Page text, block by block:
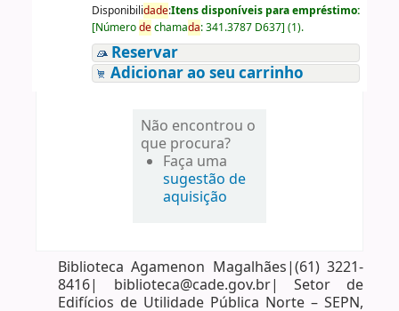
Disponibilidade:Itens disponíveis para empréstimo:
[Númerodechamada:341.3787 D637] (1).
Reservar
Adicionar ao seu carrinho
Não encontrou o
que procura?
Faça uma
sugestão de
aquisição
Biblioteca Agamenon Magalhães|(61) 3221-
8416| biblioteca@cade.gov.br| Setor de
Edifícios de Utilidade Pública Norte – SEPN,